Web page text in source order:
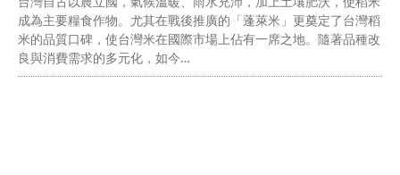
成為主要糧食作物。尤其在戰後推廣的「蓬萊米」更奠定了台灣稻
米的品質口碑，使台灣米在國際市場上佔有一席之地。隨著品種改
良與消費需求的多元化，如今…